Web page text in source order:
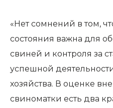
«Нет сомнений в том,
состояния важна для
свиней и контроля за
успешной
хозяйства. В оценке
свиноматки есть два